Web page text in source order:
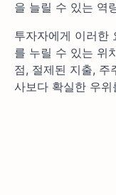
을 늘릴 수 있는 역
투자자에게 이러한
를 누릴 수 있는 위
점, 절제된 지출, 주
사보다 확실한 우